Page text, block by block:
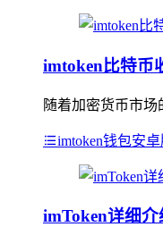
imtoken比特币
随着加密货币市
imtoken钱包安
imToken详细